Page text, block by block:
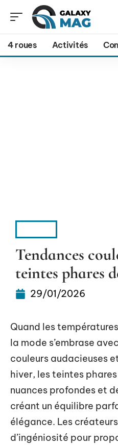
4 roues Activités
Tendances
teintes phares
29/01/2026
Quand les
la mode s’embrase
couleurs audacieuses
hiver, les teintes
nuances profondes et
créant un équilibre
élégance. Les
d’ingéniosité pour